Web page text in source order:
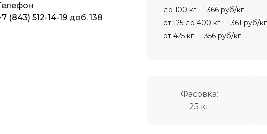
(843) 512-14-19 доб. 138
Фасовка:
25 кг
до 100 кг
366 руб/кг
от 125 до 400 кг
361 руб/кг
от 425 кг
356 руб/кг